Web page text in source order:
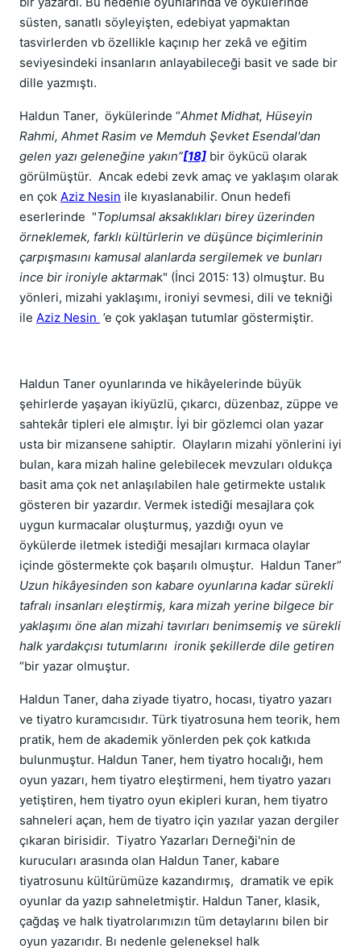
süsten, sanatlı söyleyişten, edebiyat yapmaktan
tasvirlerden vb özellikle kaçınıp her zekâ ve eğitim
seviyesindeki insanların anlayabileceği basit ve sade bir
dille yazmıştı.
Haldun Taner, öykülerinde “Ahmet Midhat, Hüseyin
Rahmi, Ahmet Rasim ve Memduh Şevket Esendal'dan
gelen yazı geleneğine yakın”[18] bir öykücü olarak
görülmüştür. Ancak edebi zevk amaç ve yaklaşım olarak
en çok Aziz Nesin ile kıyaslanabilir. Onun hedefi
eserlerinde "Toplumsal aksaklıkları birey üzerinden
örneklemek, farklı kültürlerin ve düşünce biçimlerinin
çarpışmasını kamusal alanlarda sergilemek ve bunları
ince bir ironiyle aktarmak" (İnci 2015: 13) olmuştur. Bu
yönleri, mizahi yaklaşımı, ironiyi sevmesi, dili ve tekniği
ile Aziz Nesin ’e çok yaklaşan tutumlar göstermiştir.
Haldun Taner oyunlarında ve hikâyelerinde büyük
şehirlerde yaşayan ikiyüzlü, çıkarcı, düzenbaz, züppe ve
sahtekâr tipleri ele almıştır. İyi bir gözlemci olan yazar
usta bir mizansene sahiptir. Olayların mizahi yönlerini iyi
bulan, kara mizah haline gelebilecek mevzuları oldukça
basit ama çok net anlaşılabilen hale getirmekte ustalık
gösteren bir yazardır. Vermek istediği mesajlara çok
uygun kurmacalar oluşturmuş, yazdığı oyun ve
öykülerde iletmek istediği mesajları kırmaca olaylar
içinde göstermekte çok başarılı olmuştur. Haldun Taner”
Uzun hikâyesinden son kabare oyunlarına kadar sürekli
tafralı insanları eleştirmiş, kara mizah yerine bilgece bir
yaklaşımı öne alan mizahi tavırları benimsemiş ve sürekli
halk yardakçısı tutumlarını ironik şekillerde dile getiren
“bir yazar olmuştur.
Haldun Taner, daha ziyade tiyatro, hocası, tiyatro yazarı
ve tiyatro kuramcısıdır. Türk tiyatrosuna hem teorik, hem
pratik, hem de akademik yönlerden pek çok katkıda
bulunmuştur. Haldun Taner, hem tiyatro hocalığı, hem
oyun yazarı, hem tiyatro eleştirmeni, hem tiyatro yazarı
yetiştiren, hem tiyatro oyun ekipleri kuran, hem tiyatro
sahneleri açan, hem de tiyatro için yazılar yazan dergiler
çıkaran birisidir. Tiyatro Yazarları Derneği'nin de
kurucuları arasında olan Haldun Taner, kabare
tiyatrosunu kültürümüze kazandırmış, dramatik ve epik
oyunlar da yazıp sahneletmiştir. Haldun Taner, klasik,
çağdaş ve halk tiyatrolarımızın tüm detaylarını bilen bir
oyun yazarıdır. Bı nedenle geleneksel halk